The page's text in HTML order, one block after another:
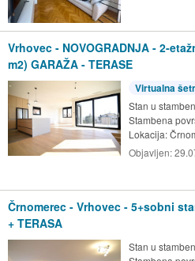
Vrhovec - NOVOGRADNJA - 2-
m2) GARAŽA - TERASE
Virtualna
Stan u
Stambena
Lokacija:
Objavljen:
Črnomerec - Vrhovec - 5+sobni
+ TERASA
Stan u